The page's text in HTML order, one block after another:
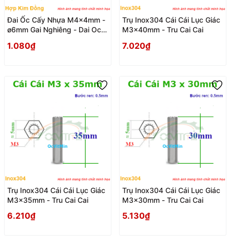
Đai Ốc Cấy Nhựa M4x4mm -
ø6mm Gai Nghiêng - Dai Oc
Nghieng
1.080₫
Trụ Inox304 Cái Cái Lục Giác
M3x40mm - Tru Cai Cai
7.020₫
Trụ Inox304 Cái Cái Lục Giác
M3x35mm - Tru Cai Cai
6.210₫
Trụ Inox304 Cái Cái Lục Giác
M3x30mm - Tru Cai Cai
5.130₫